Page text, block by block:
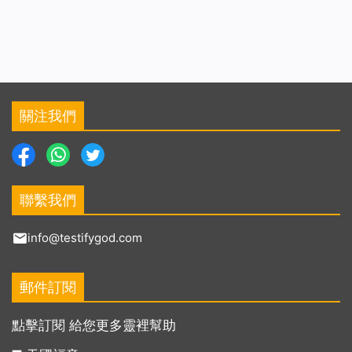
關注我們
聯繫我們
info@testifygod.com
郵件訂閱
點擊訂閱 給您更多靈裡幫助